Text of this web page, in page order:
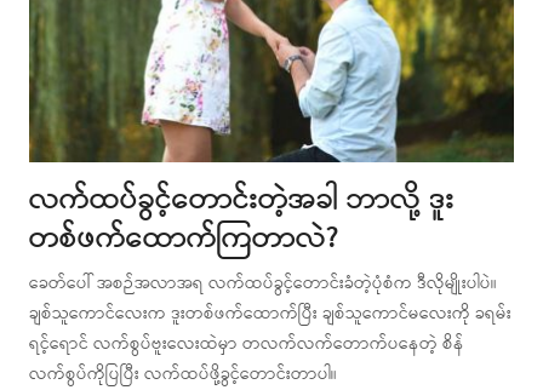
လက်ထပ်ခွင့်တောင်းတဲ့အခါ ဘာလို့ ဒူး
တစ်ဖက်ထောက်ကြတာလဲ?
ခေတ်ပေါ် အစဉ်အလာအရ လက်ထပ်ခွင့်တောင်းခံတဲ့ပုံစံက ဒီလိုမျိုးပါပဲ။
ချစ်သူကောင်လေးက ဒူးတစ်ဖက်ထောက်ပြီး ချစ်သူကောင်မလေးကို ခရမ်း
ရင့်ရောင် လက်စွပ်ဗူးလေးထဲမှာ တလက်လက်တောက်ပနေတဲ့ စိန်
လက်စွပ်ကိုပြပြီး လက်ထပ်ဖို့ခွင့်တောင်းတာပါ။